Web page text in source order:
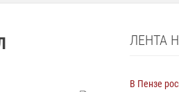
ЛЕНТА
В Пензе